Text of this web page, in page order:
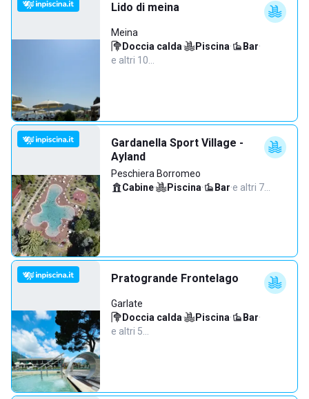
Lido di meina
Meina
Doccia calda· Piscina· Bar·
e altri 10…
Gardanella Sport Village -
Ayland
Peschiera Borromeo
Cabine· Piscina· Bar·e altri 7…
Pratogrande Frontelago
Garlate
Doccia calda· Piscina· Bar·
e altri 5…